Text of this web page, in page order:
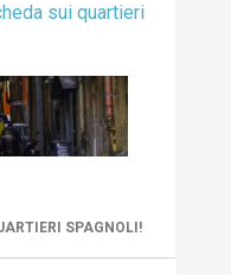
sui quartieri
SPAGNOLI!